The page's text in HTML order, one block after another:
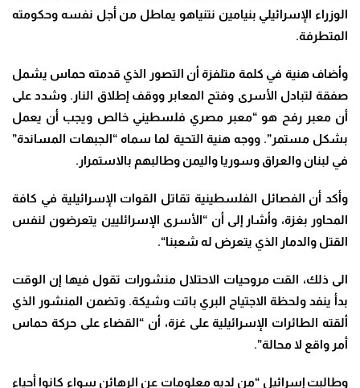
الوزراء الإسرائيلي بنيامين نتنياهو يماطل من أجل نفسه وحكومته
المتطرفة.
وأضاف هنية في كلمة متلفزة أن التصور الذي قدمته حماس يشمل
صفقة لتبادل الأسرى وفتح المعابر ووقف إطلاق النار . وشدد على
أن معبر رفح هو “معبر مصري فلسطيني خالص ويجب أن يعمل
بشكل مستمر”.ووجه هنية التحية لما سماه “الجبهات المساندة”
في لبنان والعراق وسوريا واليمن وطالبهم بالاستمرار .
وأكد أن الفصائل الفلسطينية تقاتل القوات الإسرائيلية في كافة
المحاور بغزة، وأشار إلى أن “الأسرى الإسرائليين يتعرضون لنفس
القتل والدمار الذي يتعرض له شعبنا“.
الى ذلك، القت مروحيات الاحتلال منشورات تقول فيها إن الوقت
بدأ ينفد ولحظة الاجتياح البري باتت وشيكة. وتضمن المنشور الذي
ألقته الطائرات الإسرائيلية على غزة، أن “القضاء على حركة حماس
أمر واقع لا محالة”.
وطالبت إسرائيل “من لديه معلومات عن الرهائن سواء كانوا أحياء